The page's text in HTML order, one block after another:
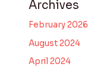
Archives
February 2026
August 2024
April 2024